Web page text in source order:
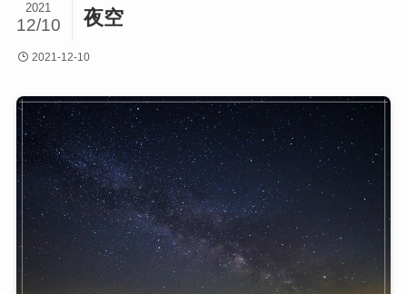
夜空
2021
12/10
2021-12-10